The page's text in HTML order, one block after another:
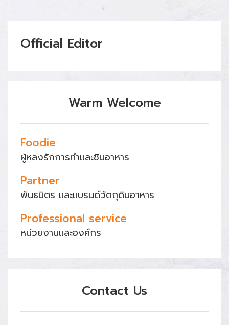
Official Editor
Warm Welcome
Foodie
ผู้หลงรักการทำและชิมอาหาร
Partner
พันธมิตร และแบรนด์วัตถุดิบอาหาร
Professional service
หน่วยงานและองค์กร
Contact Us